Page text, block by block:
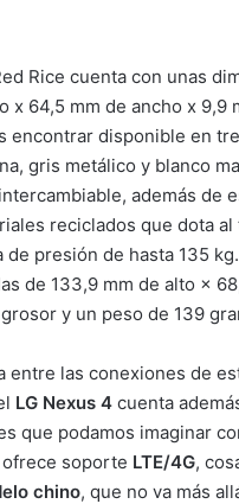
Rice cuenta con unas
x 64,5 mm de ancho x 9,9
encontrar disponible en
gris metálico y blanco
además de
reciclados que dota al
presión de hasta 135
de 133,9 mm de alto ×
y un peso de 139
entre las conexiones de
LG Nexus 4 cuenta
que podamos imaginar
soporte LTE/4G,
chino, que no va más